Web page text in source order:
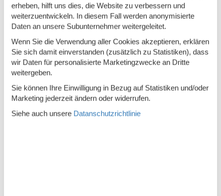
Rezeption
Spielplatz
Spülmaschine
Terrasse
Toaster
TV
erheben, hilft uns dies, die Website zu verbessern und
weiterzuentwickeln. In diesem Fall werden anonymisierte
Daten an unsere Subunternehmer weitergeleitet.
Wenn Sie die Verwendung aller Cookies akzeptieren, erklären
Sie sich damit einverstanden (zusätzlich zu Statistiken), dass
wir Daten für personalisierte Marketingzwecke an Dritte
weitergeben.
Sie können Ihre Einwilligung in Bezug auf Statistiken und/oder
Marketing jederzeit ändern oder widerrufen.
Siehe auch unsere Datanschutzrichtlinie